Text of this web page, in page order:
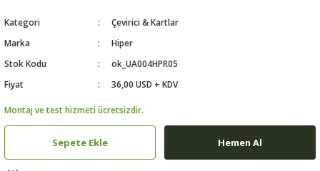
Kategori
Çevirici & Kartlar
Marka
Hiper
Stok Kodu
ok_UA004HPR05
Fiyat
36,00 USD + KDV
Montaj ve test hizmeti ücretsizdir.
Sepete Ekle Hemen Al